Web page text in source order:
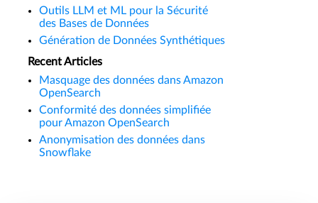
Outils LLM et ML pour la Sécurité
des Bases de Données
Génération de Données Synthétiques
Recent Articles
Masquage des données dans Amazon
OpenSearch
Conformité des données simplifiée
pour Amazon OpenSearch
Anonymisation des données dans
Snowflake